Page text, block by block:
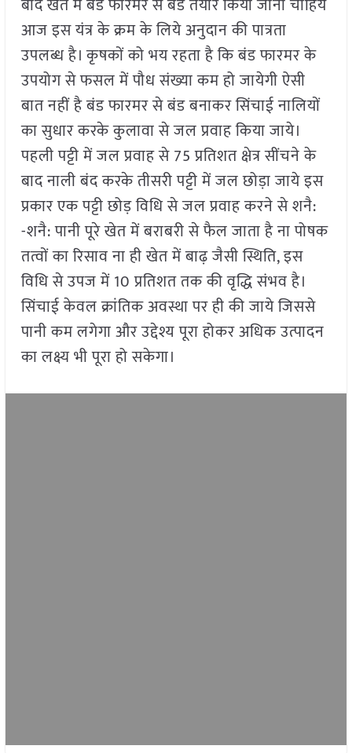
बाद खेत में बंड फारमर से बंड तैयार किया जाना चाहिये
आज इस यंत्र के क्रम के लिये अनुदान की पात्रता
उपलब्ध है। कृषकों को भय रहता है कि बंड फारमर के
उपयोग से फसल में पौध संख्या कम हो जायेगी ऐसी
बात नहीं है बंड फारमर से बंड बनाकर सिंचाई नालियों
का सुधार करके कुलावा से जल प्रवाह किया जाये।
पहली पट्टी में जल प्रवाह से 75 प्रतिशत क्षेत्र सींचने के
बाद नाली बंद करके तीसरी पट्टी में जल छोड़ा जाये इस
प्रकार एक पट्टी छोड़ विधि से जल प्रवाह करने से शनै:
-शनै: पानी पूरे खेत में बराबरी से फैल जाता है ना पोषक
तत्वों का रिसाव ना ही खेत में बाढ़ जैसी स्थिति, इस
विधि से उपज में 10 प्रतिशत तक की वृद्धि संभव है।
सिंचाई केवल क्रांतिक अवस्था पर ही की जाये जिससे
पानी कम लगेगा और उद्देश्य पूरा होकर अधिक उत्पादन
का लक्ष्य भी पूरा हो सकेगा।